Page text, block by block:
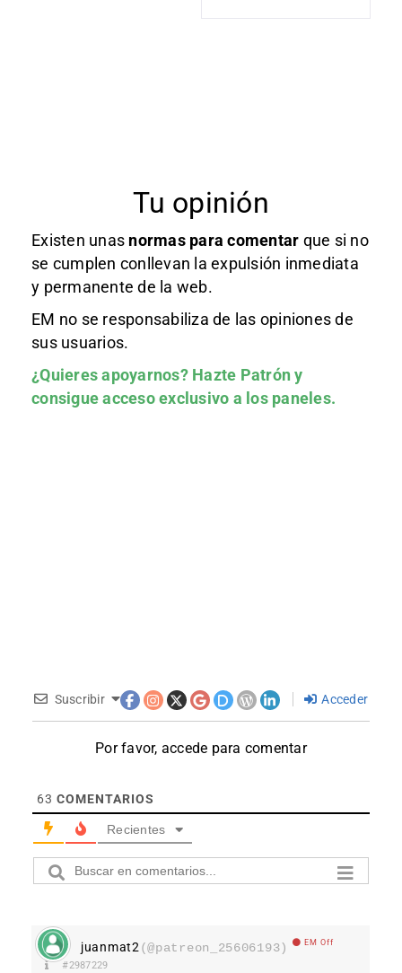
Tu opinión
Existen unas normas para comentar que si no
se cumplen conllevan la expulsión inmediata
y permanente de la web.
EM no se responsabiliza de las opiniones de
sus usuarios.
¿Quieres apoyarnos? Hazte Patróny
consigue acceso exclusivo a los paneles.
Suscribir Acceder
Por favor, accede para comentar
63 COMENTARIOS
Recientes
juanmat2 (@patreon_25606193) EM Off
#2987229